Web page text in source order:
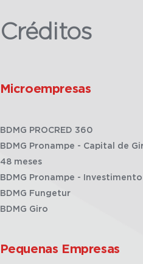
Créditos
Microempresas
BDMG PROCRED 360
BDMG Pronampe - Capital de
48 meses
BDMG Pronampe - Investimento
BDMG Fungetur
BDMG Giro
Pequenas Empresas